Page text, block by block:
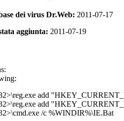
dei virus Dr.Web: 2011-07-17
aggiunta: 2011-07-19
add
add
/c %WINDIR%\IE.Bat